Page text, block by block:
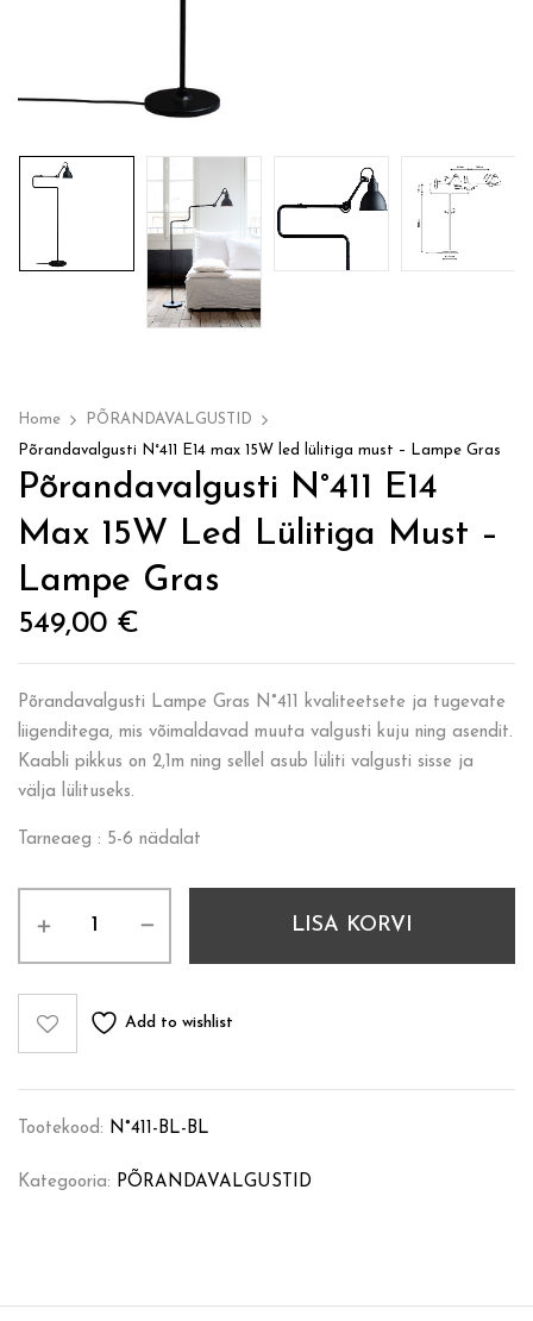
Home
PÕRANDAVALGUSTID
Põrandavalgusti N°411 E14 max 15W led lülitiga must – Lampe Gras
Põrandavalgusti N°411 E14
Max 15W Led Lülitiga Must –
Lampe Gras
549,00 €
Põrandavalgusti Lampe Gras N°411 kvaliteetsete ja tugevate
liigenditega, mis võimaldavad muuta valgusti kuju ning asendit.
Kaabli pikkus on 2,1m ning sellel asub lüliti valgusti sisse ja
välja lülituseks.
Tarneaeg : 5-6 nädalat
LISA KORVI
Add to wishlist
Tootekood: N°411-BL-BL
Kategooria: PÕRANDAVALGUSTID